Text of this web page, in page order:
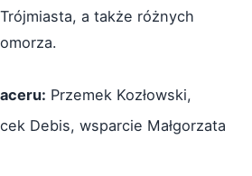
a także różnych
Przemek Kozłowski,
Debis, wsparcie Małgorzata